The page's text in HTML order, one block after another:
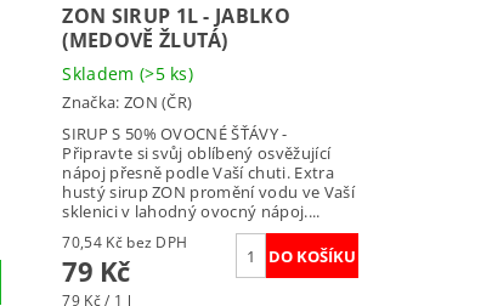
ZON SIRUP 1L - JABLKO
(MEDOVĚ ŽLUTÁ)
Skladem (>5 ks)
Značka: ZON (ČR)
SIRUP S 50% OVOCNÉ ŠŤÁVY -
Připravte si svůj oblíbený osvěžující
nápoj přesně podle Vaší chuti. Extra
hustý sirup ZON promění vodu ve Vaší
sklenici v lahodný ovocný nápoj....
70,54 Kč bez DPH
79 Kč
79 Kč / 1 l